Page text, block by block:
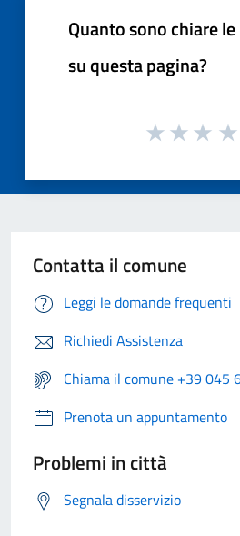
Quanto sono chiare
su questa pagina?
Contatta il comune
Leggi le domande frequenti
Richiedi Assistenza
Chiama il comune +39 045
Prenota un appuntamento
Problemi in città
Segnala disservizio